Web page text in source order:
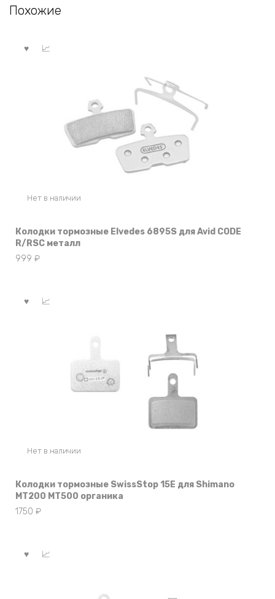
Похожие
Нет в наличии
Колодки тормозные Elvedes 6895S для Avid CODE
R/RSC металл
999 ₽
Нет в наличии
Колодки тормозные SwissStop 15E для Shimano
MT200 MT500 органика
1750 ₽